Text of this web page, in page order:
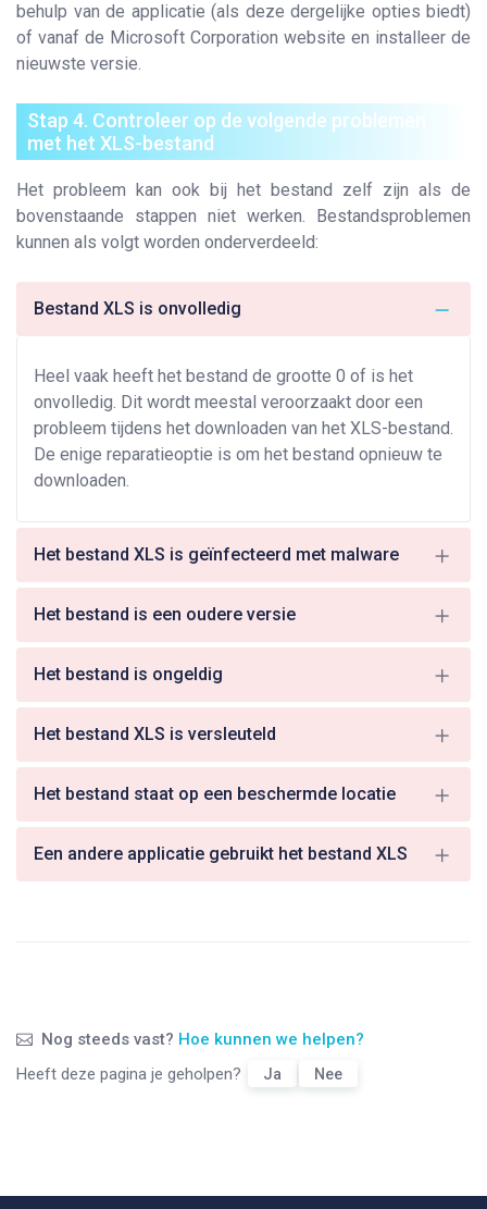
behulp van de applicatie (als deze dergelijke opties biedt)
of vanaf de Microsoft Corporation website en installeer de
nieuwste versie.
Stap 4. Controleer op de volgende problemen
met het XLS-bestand
Het probleem kan ook bij het bestand zelf zijn als de
bovenstaande stappen niet werken. Bestandsproblemen
kunnen als volgt worden onderverdeeld:
Bestand XLS is onvolledig
Heel vaak heeft het bestand de grootte 0 of is het
onvolledig. Dit wordt meestal veroorzaakt door een
probleem tijdens het downloaden van het XLS-bestand.
De enige reparatieoptie is om het bestand opnieuw te
downloaden.
Het bestand XLS is geïnfecteerd met malware
Het bestand is een oudere versie
Het bestand is ongeldig
Het bestand XLS is versleuteld
Het bestand staat op een beschermde locatie
Een andere applicatie gebruikt het bestand XLS
Nog steeds vast? Hoe kunnen we helpen?
Heeft deze pagina je geholpen?
Ja Nee